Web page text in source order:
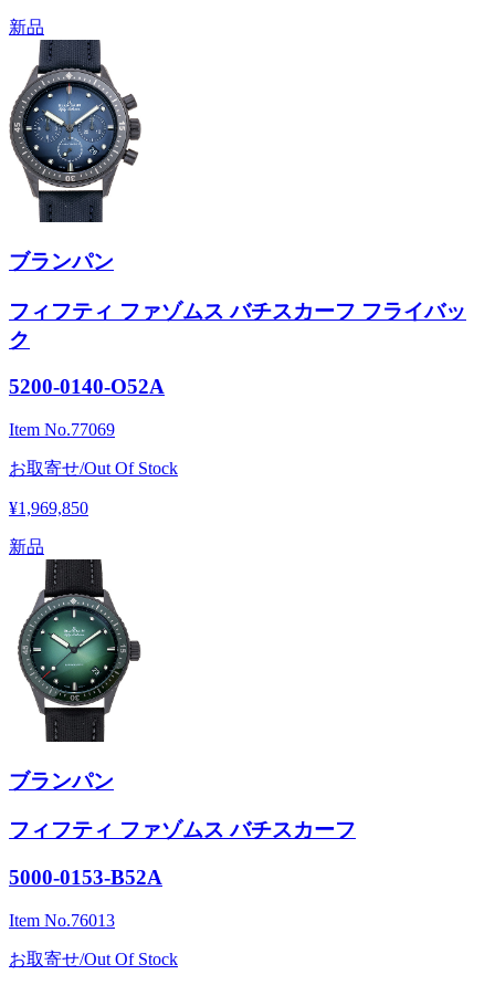
新品
ブランパン
フィフティ ファゾムス バチスカーフ フライバッ
ク
5200-0140-O52A
Item No.77069
お取寄せ/Out Of Stock
¥1,969,850
新品
ブランパン
フィフティ ファゾムス バチスカーフ
5000-0153-B52A
Item No.76013
お取寄せ/Out Of Stock